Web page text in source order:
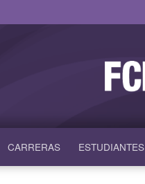
CARRERAS ESTUDIANTES